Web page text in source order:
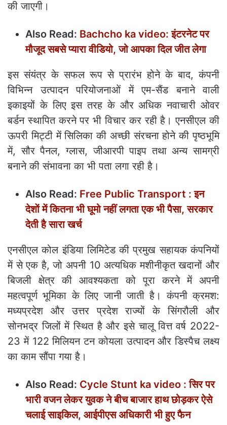
की जाएगी।
Also Read: Bachcho ka video: इंटरनेट पर
मौजूद सबसे प्‍यारा वीडियो, जो आपका दिल जीत लेगा
इस संयंत्र के सफल रूप से प्रारंभ होने के बाद, कंपनी
विभिन्न उत्पादन परियोजनाओं में एम-सैंड बनाने वाली
इकाइयों के लिए इस तरह के और अधिक नवाचारी ओवर
बर्डन स्थापित करने पर भी विचार कर रही है। एनसीएल की
ऊपरी मिट्टी में सिलिका की अच्छी संरचना होने की पृष्ठभूमि
में, सौर पैनल, ग्लास, जीआरपी पाइप तथा अन्य सामग्री
बनाने की संभावना का भी पता लगा रही है।
Also Read: Free Public Transport : इन
देशाें में कितना भी घूमो नहीं लगता एक भी पैसा, सरकार
देती है सारा खर्च
एनसीएल कोल इंडिया लिमिटेड की प्रमुख सहायक कंपनियों
में से एक है, जो अपनी 10 अत्यधिक मशीनीकृत खदानों और
बिजली क्षेत्र की आवश्यकता को पूरा करने में अपनी
महत्वपूर्ण भूमिका के लिए जानी जाती है। कंपनी क्रमश:
मध्यप्रदेश और उत्तर प्रदेश राज्यों के सिंगरौली और
सोनभद्र जिलों में स्थित है और इसे चालू वित्त वर्ष 2022-
23 में 122 मिलियन टन कोयला उत्पादन और डिस्पैच लक्ष्य
का काम सौंपा गया है।
Also Read: Cycle Stunt ka video : सिर पर
भारी वजन लेकर युवक ने बीच बाजार हाथ छोड़कर ऐसे
चलाई साइकिल, आईपीएस अधिकारी भी हुए फैन